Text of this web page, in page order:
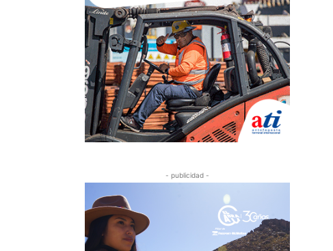
- publicidad -